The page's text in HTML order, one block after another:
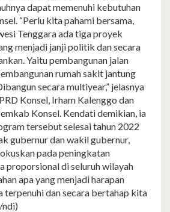
dapat memenuhi kebutuhan
“Perlu kita pahami bersama,
Tenggara ada tiga proyek
menjadi janji politik dan secara
Yaitu pembangunan jalan
rumah sakit jantung
secara multiyear,” jelasnya
Konsel, Irham Kalenggo dan
Konsel. Kendati demikian, ia
tersebut selesai tahun 2022
gubernur dan wakil gubernur,
pada peningkatan
proporsional di seluruh wilayah
apa yang menjadi harapan
terpenuhi dan secara bertahap kita
ndi)